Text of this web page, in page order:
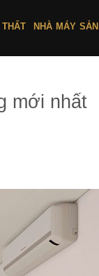
NHÀ MÁY
mới nhất